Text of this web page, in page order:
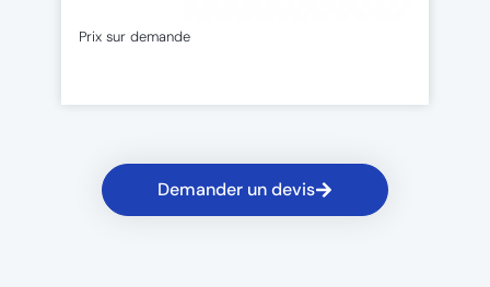
Prix sur demande
Demander un devis